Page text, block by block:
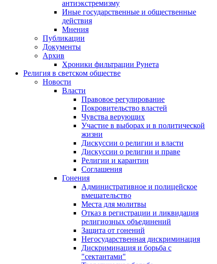
антиэкстремизму
Иные государственные и общественные
действия
Мнения
Публикации
Документы
Архив
Хроники фильтрации Рунета
Религия в светском обществе
Новости
Власти
Правовое регулирование
Покровительство властей
Чувства верующих
Участие в выборах и в политической
жизни
Дискуссии о религии и власти
Дискуссии о религии и праве
Религии и карантин
Соглашения
Гонения
Административное и полицейское
вмешательство
Места для молитвы
Отказ в регистрации и ликвидация
религиозных объединений
Защита от гонений
Негосударственная дискриминация
Дискриминация и борьба с
"сектантами"